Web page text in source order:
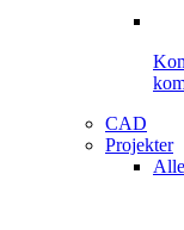
CAD
Projekter